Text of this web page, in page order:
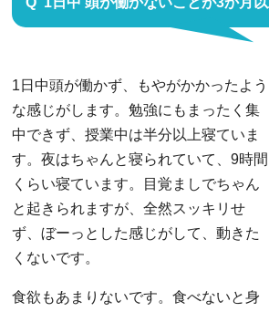
1日中頭が働かず、もやがかかったよう
な感じがします。勉強にもまったく集
中できず、授業中は半分以上寝ていま
す。夜はちゃんと寝られていて、9時間
くらい寝ています。目覚ましでちゃん
と起きられますが、全然スッキリせ
ず、ぼーっとした感じがして、動きた
くないです。
食欲もあまりないです。食べないと身